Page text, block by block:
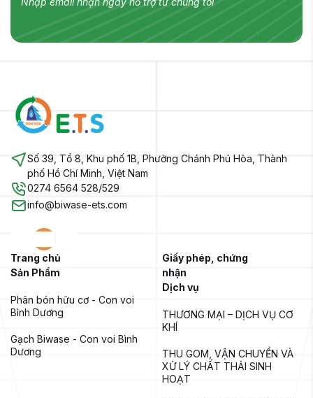
Số 39, Tổ 8, Khu phố 1B, Phường Chánh Phú Hòa, Thành
phố Hồ Chí Minh, Việt Nam
0274 6564 528/529
info@biwase-ets.com
Trang chủ
Sản Phẩm
Phân bón hữu cơ - Con voi
Bình Dương
Gạch Biwase - Con voi Bình
Dương
Giấy phép, chứng
nhận
Dịch vụ
THƯƠNG MẠI – DỊCH VỤ CƠ
KHÍ
THU GOM, VẬN CHUYỂN VÀ
XỬ LÝ CHẤT THẢI SINH
HOẠT